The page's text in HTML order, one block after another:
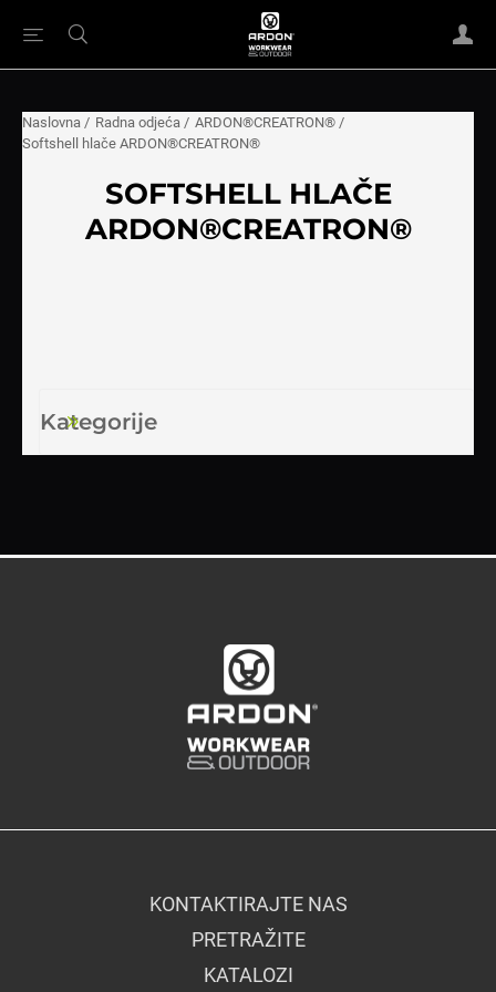
Naslovna / Radna odjeća / ARDON®CREATRON® /
Softshell hlače ARDON®CREATRON®
SOFTSHELL HLAČE
ARDON®CREATRON®
Kategorije
KONTAKTIRAJTE NAS
PRETRAŽITE
KATALOZI